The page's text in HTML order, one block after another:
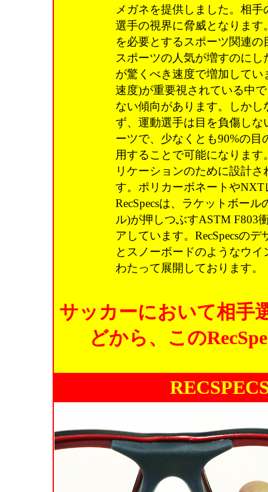
メガネを提供しました。相
選手の視界に脅威となりま
を必要とするスポーツ関連
スポーツの人気が増すのに
が驚くべき速度で増加して
速度)が重要視されている中
ない傾向があります。しか
ず、運動選手は目を負傷し
ーツで、少なくとも90%の
用することで可能になります
リケーションのために設計
す。ポリカーボネートや
RecSpecsは、ラケットボー
ル)が押しつぶすASTM F803
アしています。RecSpecsの
とスノーボードのようなウ
わたって展開しております。
サッカーにおいて相手
どから、この